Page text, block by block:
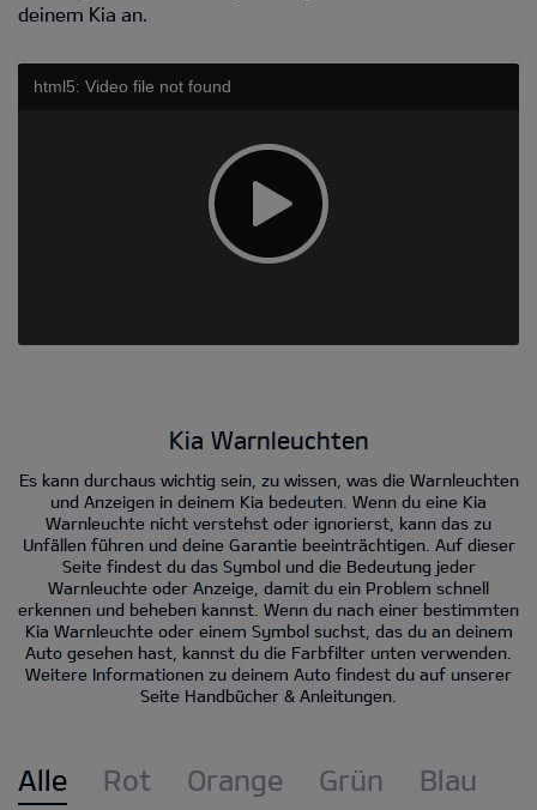
deinem Kia an.
html5: Video file not found
Kia Warnleuchten
Es kann durchaus wichtig sein, zu wissen, was die Warnleuchten
und Anzeigen in deinem Kia bedeuten. Wenn du eine Kia
Warnleuchte nicht verstehst oder ignorierst, kann das zu
Unfällen führen und deine Garantie beeinträchtigen. Auf dieser
Seite findest du das Symbol und die Bedeutung jeder
Warnleuchte oder Anzeige, damit du ein Problem schnell
erkennen und beheben kannst. Wenn du nach einer bestimmten
Kia Warnleuchte oder einem Symbol suchst, das du an deinem
Auto gesehen hast, kannst du die Farbfilter unten verwenden.
Weitere Informationen zu deinem Auto findest du auf unserer
Seite Handbücher & Anleitungen.
Alle Rot Orange Grün
Blau